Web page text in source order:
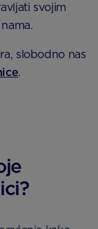
svojim
slobodno nas
.